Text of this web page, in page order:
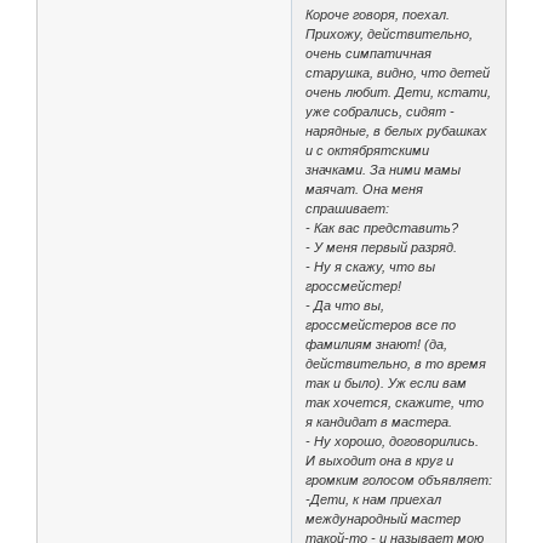
Короче говоря, поехал.
Прихожу, действительно,
очень симпатичная
старушка, видно, что детей
очень любит. Дети, кстати,
уже собрались, сидят -
нарядные, в белых рубашках
и с октябрятскими
значками. За ними мамы
маячат. Она меня
спрашивает:
- Как вас представить?
- У меня первый разряд.
- Ну я скажу, что вы
гроссмейстер!
- Да что вы,
гроссмейстеров все по
фамилиям знают! (да,
действительно, в то время
так и было). Уж если вам
так хочется, скажите, что
я кандидат в мастера.
- Ну хорошо, договорились.
И выходит она в круг и
громким голосом объявляет:
-Дети, к нам приехал
международный мастер
такой-то - и называет мою